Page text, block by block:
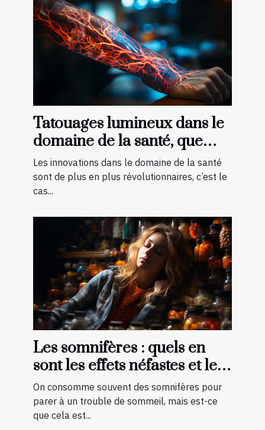
Tatouages lumineux dans le
domaine de la santé, que
faut-il savoir ?
Les innovations dans le domaine de la santé
sont de plus en plus révolutionnaires, c’est le
cas...
Les somnifères : quels en
sont les effets néfastes et les
palliatifs ?
On consomme souvent des somnifères pour
parer à un trouble de sommeil, mais est-ce
que cela est...